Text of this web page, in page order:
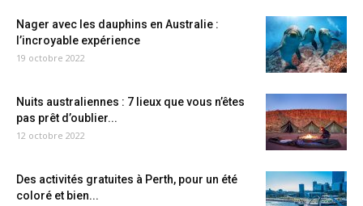
Nager avec les dauphins en Australie :
l’incroyable expérience
19 octobre 2022
Nuits australiennes : 7 lieux que vous n’êtes
pas prêt d’oublier...
12 octobre 2022
Des activités gratuites à Perth, pour un été
coloré et bien...